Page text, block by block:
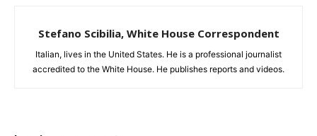
Stefano Scibilia, White House Correspondent
Italian, lives in the United States. He is a professional journalist
accredited to the White House. He publishes reports and videos.